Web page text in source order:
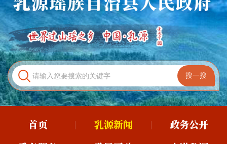
首页 乳源新闻
政务公开